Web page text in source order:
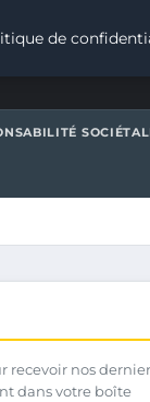
recevoir nos
dans votre boîte
de